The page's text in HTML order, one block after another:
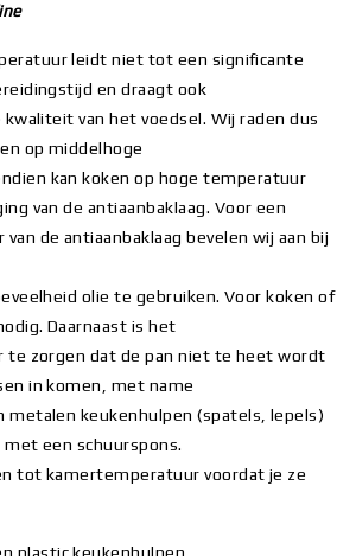
leidt niet tot een significante
en draagt ook
kwaliteit van het voedsel. Wij raden dus
op middelhoge
kan koken op hoge temperatuur
van de antiaanbaklaag. Voor een
de antiaanbaklaag bevelen wij aan bij
olie te gebruiken. Voor koken of
Daarnaast is het
te zorgen dat de pan niet te heet wordt
in komen, met name
metalen keukenhulpen (spatels, lepels)
een schuurspons.
tot kamertemperatuur voordat je ze